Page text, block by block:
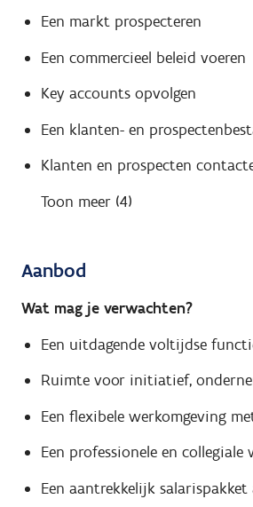
Een markt prospecteren
Een commercieel beleid voeren
Key accounts opvolgen
Een klanten- en
Klanten en prospecten
Toon meer (4)
Aanbod
Wat mag je verwachten?
Een uitdagende voltijdse
Ruimte voor initiatief,
Een flexibele werkomgeving
Een professionele en
Een aantrekkelijk